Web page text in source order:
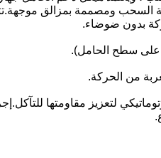
ومصممة بمزالق موجهة.تتم
بدون ضوضاء.
لتعزيز مقاومتها